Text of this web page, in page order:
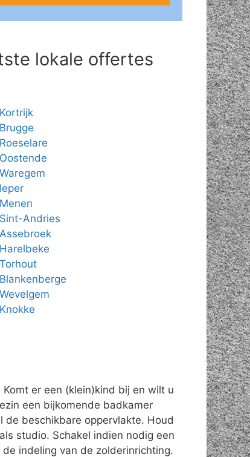
lokale offertes
Kortrijk
Brugge
Roeselare
Oostende
Waregem
Ieper
Menen
Sint-Andries
Assebroek
Harelbeke
Torhout
Blankenberge
Wevelgem
Knokke
er een (klein)kind bij en wilt u
een bijkomende badkamer
de beschikbare oppervlakte. Houd
studio. Schakel indien nodig een
indeling van de zolderinrichting.